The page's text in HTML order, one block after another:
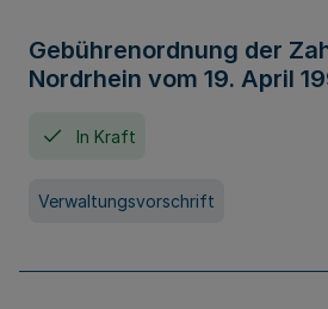
Gebührenordnung der
Nordrhein vom 19. April
In Kraft
Verwaltungsvorschrift